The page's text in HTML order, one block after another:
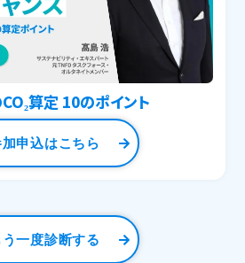
算定 10のポイント
申込はこちら
う一度診断する